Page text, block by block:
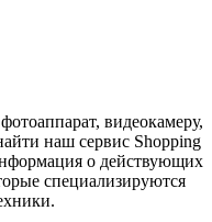
видеокамеру,
наш сервис Shopping
о действующих
специализируются